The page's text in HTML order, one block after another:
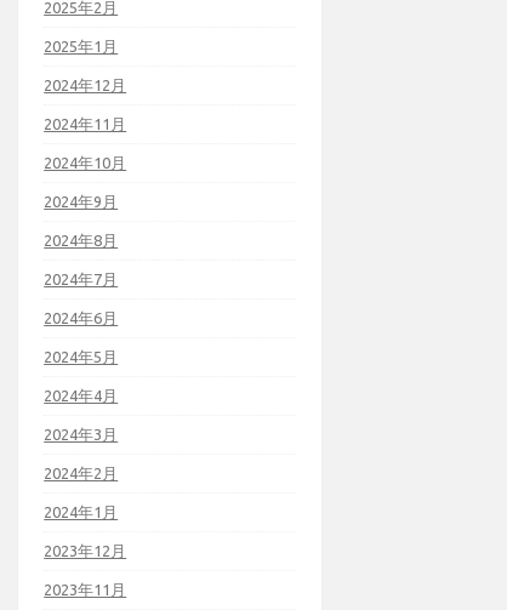
2025年2月
2025年1月
2024年12月
2024年11月
2024年10月
2024年9月
2024年8月
2024年7月
2024年6月
2024年5月
2024年4月
2024年3月
2024年2月
2024年1月
2023年12月
2023年11月